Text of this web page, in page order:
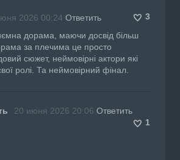
2026 00:24 Ответить
3
дорама, маючи досвід більш
за плечима це просто
сюжет, неймовірні актори які
ролі. Та неймовірний фінал.
20 июня 2026 20:06 Ответить
1